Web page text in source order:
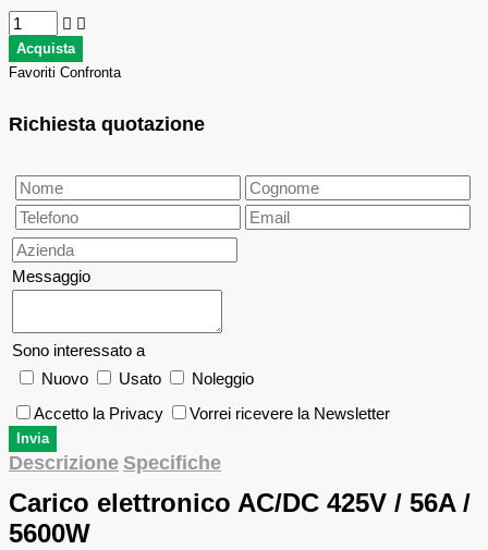
Favoriti Confronta
Richiesta quotazione
Messaggio
Sono interessato a
Nuovo
Usato
Noleggio
Accetto la Privacy
Vorrei ricevere la Newsletter
Descrizione Specifiche
Carico elettronico AC/DC 425V / 56A /
5600W